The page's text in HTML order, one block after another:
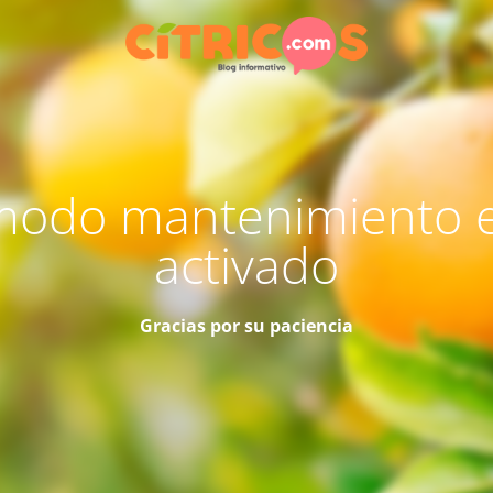
mantenimiento
activado
Gracias por su paciencia